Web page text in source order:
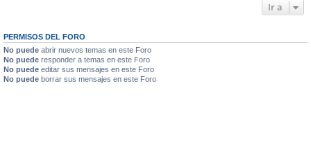
Ir a
PERMISOS DEL FORO
No puede abrir nuevos temas en este Foro
No puede responder a temas en este Foro
No puede editar sus mensajes en este Foro
No puede borrar sus mensajes en este Foro